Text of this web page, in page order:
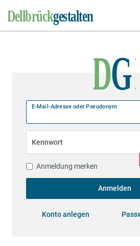
E-Mail-Adresse oder Pseudonym
Kennwort
Anmeldung merken
Anmelden
Konto anlegen